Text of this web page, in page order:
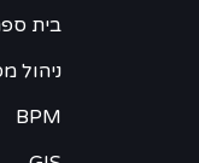
בית ספר
ניהול
BPM